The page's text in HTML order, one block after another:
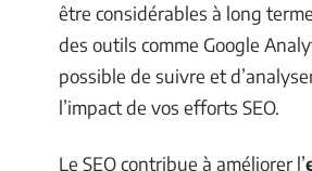
être considérables à long
des outils comme Google
possible de suivre et
l’impact de vos efforts SEO.
Le SEO contribue à améliorer l’